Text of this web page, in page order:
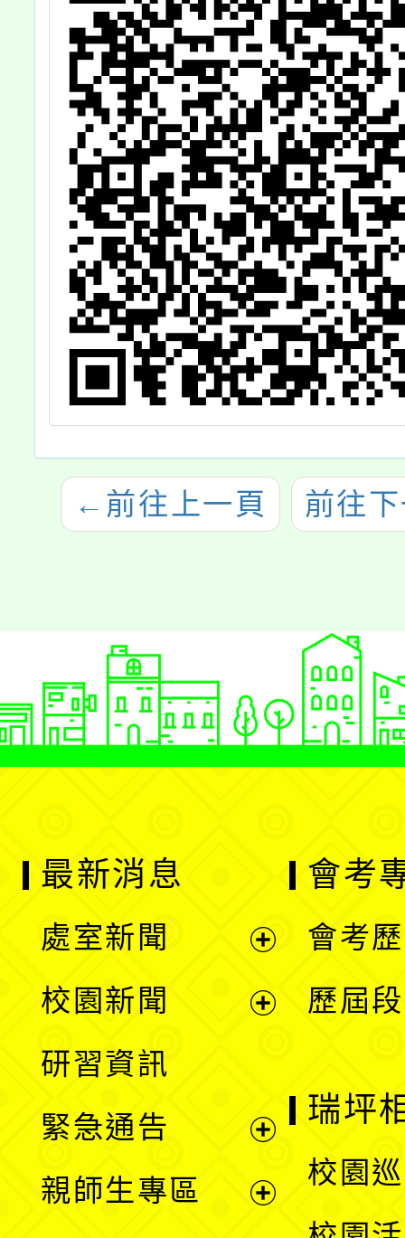
← 前往上一頁 前往
最新消息
處室新聞
單
校園新聞
選
單
研習資訊
緊急通告
親師生專區
會考
會考
歷屆
瑞坪
校園